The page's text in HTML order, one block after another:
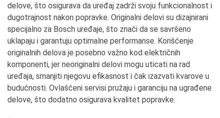
delove, što osigurava da uređaj zadrži svoju funkcionalnost i
dugotrajnost nakon popravke. Originalni delovi su dizajnirani
specijalno za Bosch uređaje, što znači da se savršeno
uklapaju i garantuju optimalne performanse. Korišćenje
originalnih delova je posebno važno kod električnih
komponenti, jer neoriginalni delovi mogu uticati na rad
uređaja, smanjiti njegovu efikasnost i čak izazvati kvarove u
budućnosti. Ovlašćeni servisi pružaju i garanciju na ugrađene
delove, što dodatno osigurava kvalitet popravke.